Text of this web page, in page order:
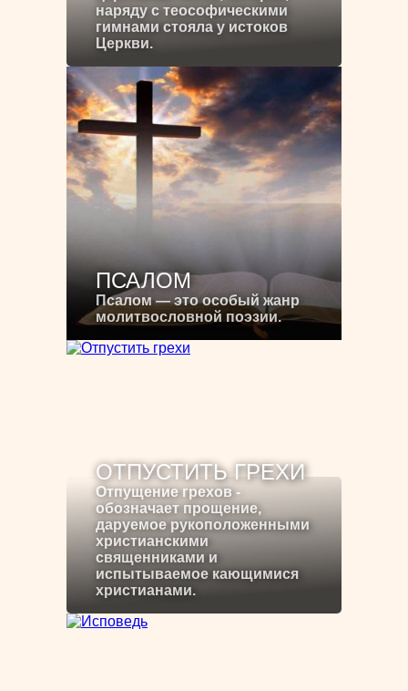
наряду с теософическими
гимнами стояла у истоков
Церкви.
ПСАЛОМ
Псалом — это особый жанр
молитвословной поэзии.
ОТПУСТИТЬ ГРЕХИ
Отпущение грехов -
обозначает прощение,
даруемое рукоположенными
христианскими
священниками и
испытываемое кающимися
христианами.